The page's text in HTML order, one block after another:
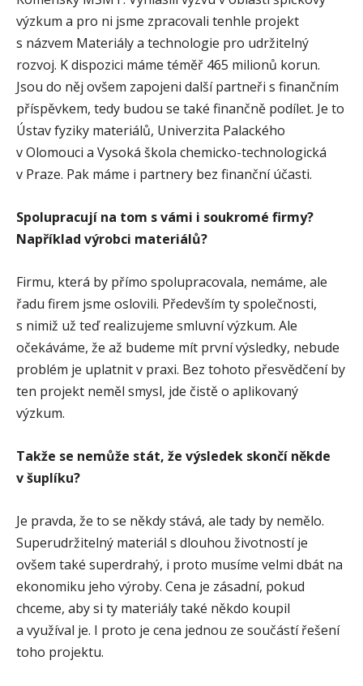
výzkum a pro ni jsme zpracovali tenhle projekt
s názvem Materiály a technologie pro udržitelný
rozvoj. K dispozici máme téměř 465 milionů korun.
Jsou do něj ovšem zapojeni další partneři s finančním
příspěvkem, tedy budou se také finančně podílet. Je to
Ústav fyziky materiálů, Univerzita Palackého
v Olomouci a Vysoká škola chemicko-technologická
v Praze. Pak máme i partnery bez finanční účasti.
Spolupracují na tom s vámi i soukromé firmy?
Například výrobci materiálů?
Firmu, která by přímo spolupracovala, nemáme, ale
řadu firem jsme oslovili. Především ty společnosti,
s nimiž už teď realizujeme smluvní výzkum. Ale
očekáváme, že až budeme mít první výsledky, nebude
problém je uplatnit v praxi. Bez tohoto přesvědčení by
ten projekt neměl smysl, jde čistě o aplikovaný
výzkum.
Takže se nemůže stát, že výsledek skončí někde
v šuplíku?
Je pravda, že to se někdy stává, ale tady by nemělo.
Superudržitelný materiál s dlouhou životností je
ovšem také superdrahý, i proto musíme velmi dbát na
ekonomiku jeho výroby. Cena je zásadní, pokud
chceme, aby si ty materiály také někdo koupil
a využíval je. I proto je cena jednou ze součástí řešení
toho projektu.